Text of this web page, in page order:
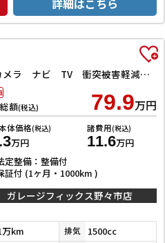
詳細はこちら
ハイブリッドF ETC バックカメラ ナビ TV 衝突被害軽減システム アルミホイール オートライト スマートキー 電動格納ミラー CVT 盗難防止システム 衝突安全ボディ ABS ESC CD
額(税込) 79.9万円
体価格(税込)
万円
諸費用(税込)
11.6万円
定整備：整備付
証付 (1ヶ月・1000km )
ガレージフィックス野々市店
万km 排気 1500cc